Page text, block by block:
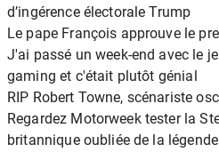
d’ingérence électorale Trump
Le pape François approuve le
J'ai passé un week-end avec le
gaming et c'était plutôt génial
RIP Robert Towne, scénariste
Regardez Motorweek tester la
britannique oubliée de la